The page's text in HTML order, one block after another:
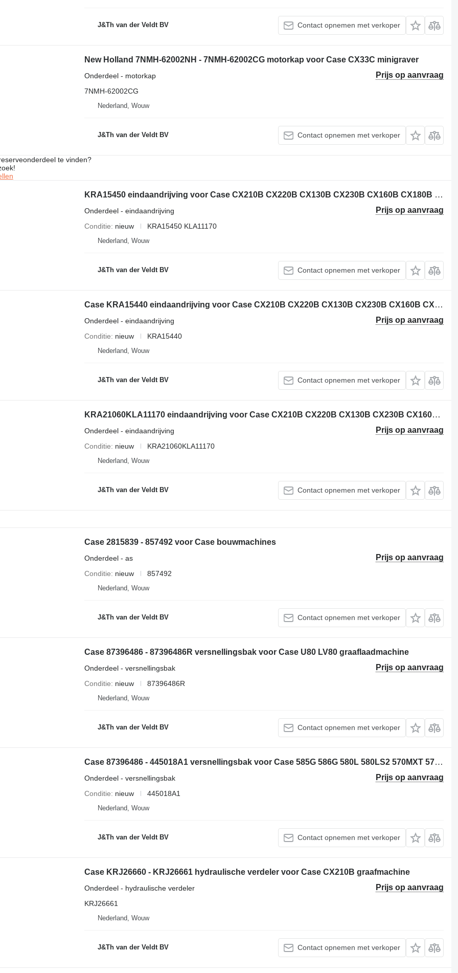
J&Th van der Veldt BV Contact opnemen met verkoper
New Holland 7NMH-62002NH - 7NMH-62002CG motorkap voor Case CX33C minigraver
Prijs op aanvraag
Onderdeel - motorkap
7NMH-62002CG
Nederland, Wouw
J&Th van der Veldt BV Contact opnemen met verkoper
te vinden?
KRA15450 eindaandrijving voor Case CX210B CX220B CX130B CX230B CX160B CX180B CX225SR graafmachine
Prijs op aanvraag
Onderdeel - eindaandrijving
Conditie
nieuw KRA15450 KLA11170
Nederland, Wouw
J&Th van der Veldt BV Contact opnemen met verkoper
Case KRA15440 eindaandrijving voor Case CX210B CX220B CX130B CX230B CX160B CX180B CX225SR bouwmachines
Prijs op aanvraag
Onderdeel - eindaandrijving
Conditie
nieuw KRA15440
Nederland, Wouw
J&Th van der Veldt BV Contact opnemen met verkoper
KRA21060KLA11170 eindaandrijving voor Case CX210B CX220B CX130B CX230B CX160B CX180B CX225SR graafmachine
Prijs op aanvraag
Onderdeel - eindaandrijving
Conditie
nieuw KRA21060KLA11170
Nederland, Wouw
J&Th van der Veldt BV Contact opnemen met verkoper
Case 2815839 - 857492 voor Case bouwmachines
Prijs op aanvraag
Onderdeel - as
Conditie
nieuw 857492
Nederland, Wouw
J&Th van der Veldt BV Contact opnemen met verkoper
Case 87396486 - 87396486R versnellingsbak voor Case U80 LV80 graaflaadmachine
Prijs op aanvraag
Onderdeel - versnellingsbak
Conditie
nieuw 87396486R
Nederland, Wouw
J&Th van der Veldt BV Contact opnemen met verkoper
Case 87396486 - 445018A1 versnellingsbak voor Case 585G 586G 580L 580LS2 570MXT 570XLT graaflaadmachine
Prijs op aanvraag
Onderdeel - versnellingsbak
Conditie
nieuw 445018A1
Nederland, Wouw
J&Th van der Veldt BV Contact opnemen met verkoper
Case KRJ26660 - KRJ26661 hydraulische verdeler voor Case CX210B graafmachine
Prijs op aanvraag
Onderdeel - hydraulische verdeler
KRJ26661
Nederland, Wouw
J&Th van der Veldt BV Contact opnemen met verkoper